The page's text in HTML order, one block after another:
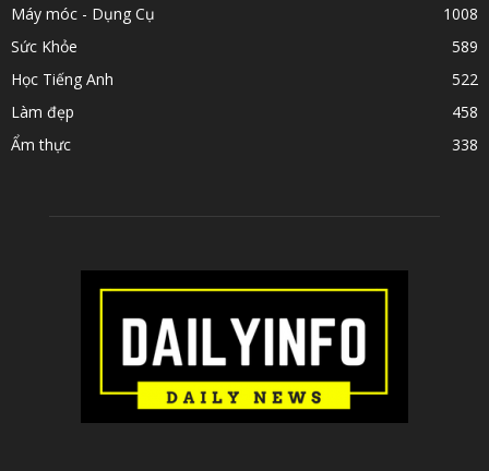
Máy móc - Dụng Cụ
1008
Sức Khỏe
589
Học Tiếng Anh
522
Làm đẹp
458
Ẩm thực
338